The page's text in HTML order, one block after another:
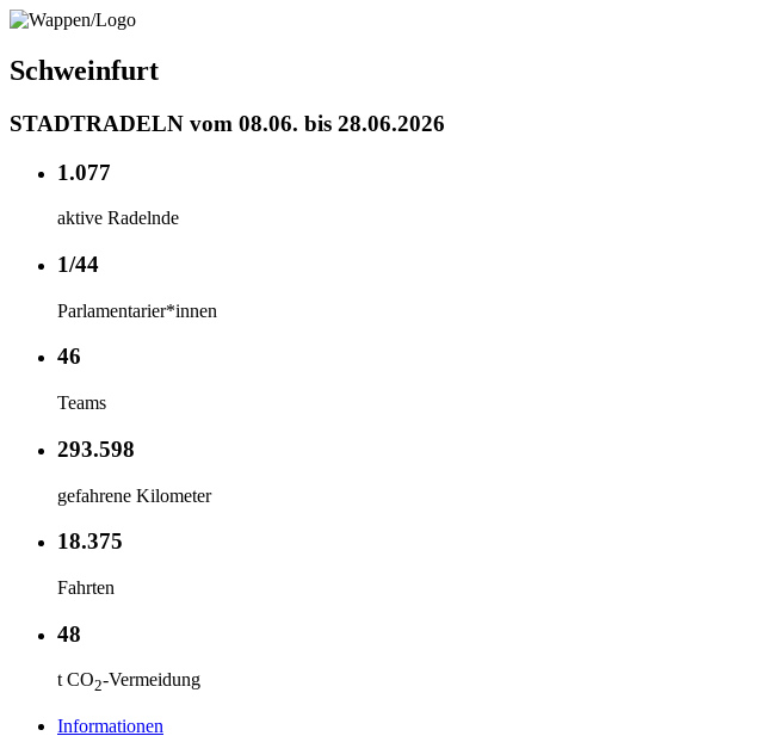
Schweinfurt
STADTRADELN vom 08.06. bis 28.06.2026
1.077
aktive Radelnde
1/44
Parlamentarier*innen
46
Teams
293.598
gefahrene Kilometer
18.375
Fahrten
48
t CO2-Vermeidung
Informationen